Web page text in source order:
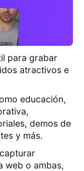
para grabar
atractivos e
educación,
demos de
y más.
web o ambas,